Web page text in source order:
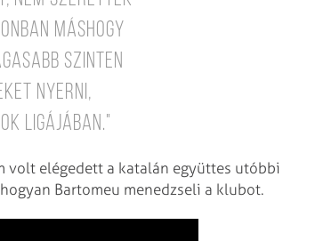
máshogy
szinten
nyerni,
Ligájában."
volt elégedett a katalán együttes utóbbi
Bartomeu menedzseli a klubot.